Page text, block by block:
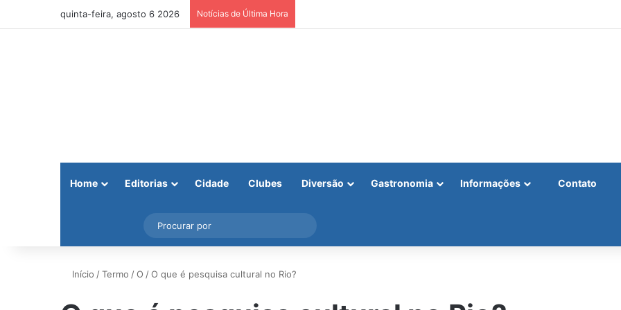
quinta-feira, agosto 6 2026 Notícias de Última Hora
Home Editorias Cidade Clubes Diversão Gastronomia Informações Contato
Instagram
Barra Lateral
por
Início /Termo /O /O que é pesquisa cultural no Rio?